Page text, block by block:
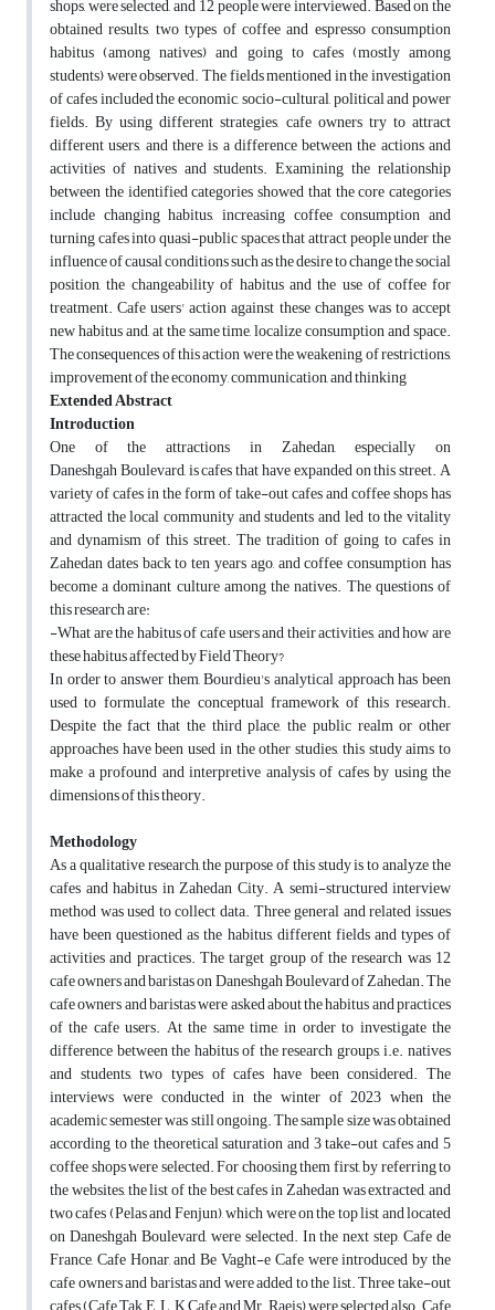
shops, were selected, and 12 people were interviewed. Based on the
obtained results, two types of coffee and espresso consumption
habitus (among natives) and going to cafes (mostly among
students) were observed. The fields mentioned in the investigation
of cafes included the economic, socio-cultural, political and power
fields. By using different strategies, cafe owners try to attract
different users, and there is a difference between the actions and
activities of natives and students. Examining the relationship
between the identified categories showed that the core categories
include changing habitus, increasing coffee consumption and
turning cafes into quasi-public spaces that attract people under the
influence of causal conditions such as the desire to change the social
position, the changeability of habitus and the use of coffee for
treatment. Cafe users' action against these changes was to accept
new habitus and, at the same time, localize consumption and space.
The consequences of this action were the weakening of restrictions,
improvement of the economy, communication, and thinking
Extended Abstract
Introduction
One of the attractions in Zahedan, especially on
DaneshgahBoulevard, is cafes that have expanded on this street. A
variety of cafes in the form of take-out cafes and coffee shops has
attracted the local community and students and led to the vitality
and dynamism of this street. The tradition of going to cafes in
Zahedan dates back to ten years ago, and coffee consumption has
become a dominant culture among the natives. The questions of
this research are:
-What are the habitus of cafe users and their activities, and how are
these habitus affected by Field Theory?
In order to answer them, Bourdieu's analytical approach has been
used to formulate the conceptual framework of this research.
Despite the fact that the third place, the public realm or other
approaches have been used in the other studies, this study aims to
make a profound and interpretive analysis of cafes by using the
dimensions of this theory.
Methodology
As a qualitative research, the purpose of this study is to analyze the
cafes and habitus in Zahedan City. A semi-structured interview
method was used to collect data. Three general and related issues
have been questioned as the habitus, different fields and types of
activities and practices. The target group of the research was 12
cafe owners and baristas on DaneshgahBoulevard of Zahedan. The
cafe owners and baristas were asked about the habitus and practices
of the cafe users. At the same time, in order to investigate the
difference between the habitus of the research groups, i.e. natives
and students, two types of cafes have been considered. The
interviews were conducted in the winter of 2023 when the
academic semester was still ongoing. The sample size was obtained
according to the theoretical saturation and 3 take-out cafes and 5
coffee shops were selected. For choosing them first, by referring to
the websites, the list of the best cafes in Zahedan was extracted, and
two cafes (Pelas and Fenjun), which were on the top list and located
on DaneshgahBoulevard, were selected. In the next step, Cafe de
France, Cafe Honar, and Be Vaght-e Cafe were introduced by the
cafe owners and baristas and were added to the list. Three take-out